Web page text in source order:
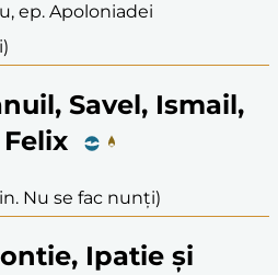
ep. Apoloniadei
Savel, Ismail,
Nu se fac nunți)
Ipatie și